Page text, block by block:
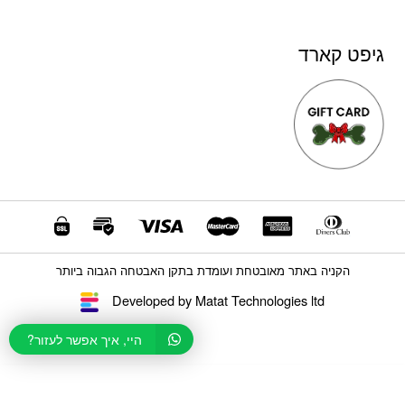
גיפט קארד
Developed by Matat Technologies ltd
הקניה באתר מאובטחת ועומדת בתקן האבטחה הגבוה ביותר
היי, איך אפשר לעזור?